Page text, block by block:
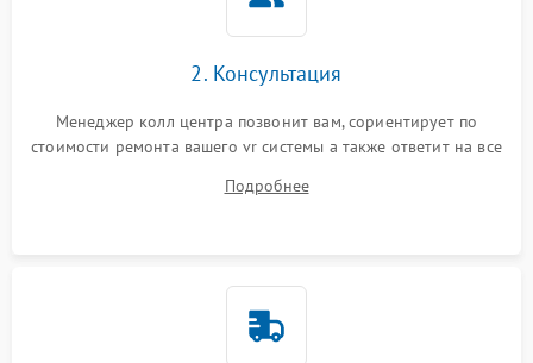
2. Консультация
Менеджер колл центра позвонит вам, сориентирует по
стоимости ремонта вашего vr системы а также ответит на все
Подробнее